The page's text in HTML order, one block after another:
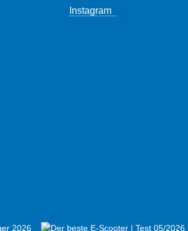
Instagram